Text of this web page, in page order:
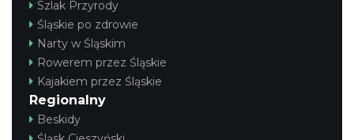
Szlak Przyrody
Śląskie po zdrowie
Narty w Śląskim
Rowerem przez Śląskie
Kajakiem przez Śląskie
Regionalny
Beskidy